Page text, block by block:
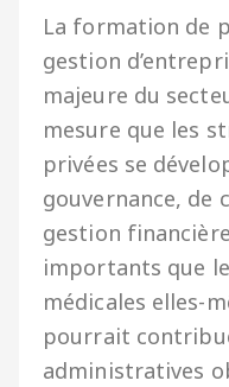
La formation de
gestion
majeure du
mesure que les
privées se
gouvernance, de
gestion
importants que
médicales elles-
pourrait
administratives